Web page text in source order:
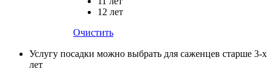
12 лет
Очистить
Услугу посадки можно выбрать для саженцев старше 3-х
лет